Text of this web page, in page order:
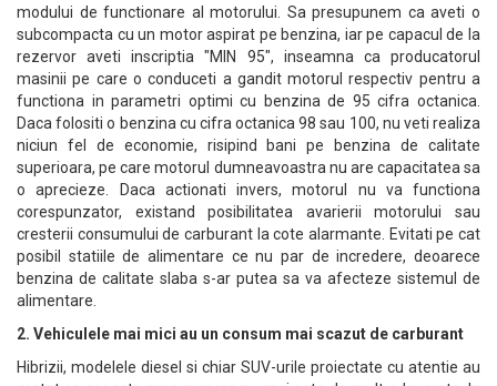
modului de functionare al motorului. Sa presupunem ca aveti o
subcompacta cu un motor aspirat pe benzina, iar pe capacul de la
rezervor aveti inscriptia "MIN 95", inseamna ca producatorul
masinii pe care o conduceti a gandit motorul respectiv pentru a
functiona in parametri optimi cu benzina de 95 cifra octanica.
Daca folositi o benzina cu cifra octanica 98 sau 100, nu veti realiza
niciun fel de economie, risipind bani pe benzina de calitate
superioara, pe care motorul dumneavoastra nu are capacitatea sa
o aprecieze. Daca actionati invers, motorul nu va functiona
corespunzator, existand posibilitatea avarierii motorului sau
cresterii consumului de carburant la cote alarmante. Evitati pe cat
posibil statiile de alimentare ce nu par de incredere, deoarece
benzina de calitate slaba s-ar putea sa va afecteze sistemul de
alimentare.
2. Vehiculele mai mici au un consum mai scazut de carburant
Hibrizii, modelele diesel si chiar SUV-urile proiectate cu atentie au